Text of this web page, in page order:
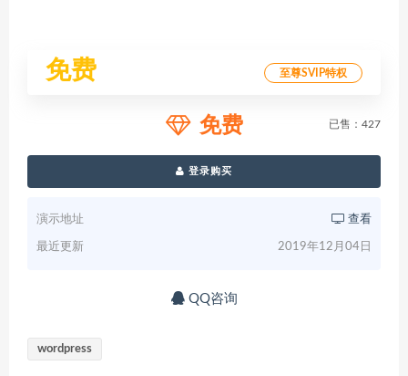
免费 至尊SVIP特权
免费 已售：427
登录购买
演示地址 查看
最近更新 2019年12月04日
QQ咨询
wordpress